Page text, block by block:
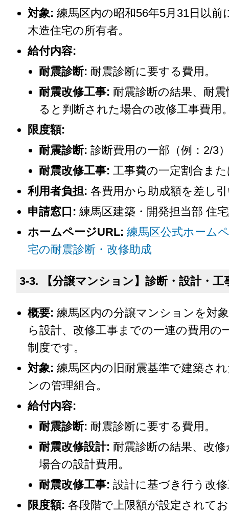
対象: 練馬区内の昭和56年5月31日以前
木造住宅の所有者。
給付内容:
耐震診断: 耐震診断に要する費用。
耐震改修工事: 耐震診断の結果、耐
ると判断された場合の改修工事費用
限度額:
耐震診断: 診断費用の一部（例：2/3
耐震改修工事: 工事費の一定割合ま
利用者負担: 各費用から助成額を差し
申請窓口: 練馬区建築・開発担当部 住
ホームページURL: 練馬区公式ホーム
宅の耐震診断・改修助成
3-3. 【分譲マンション】診断・設計・工
概要: 練馬区内の分譲マンションを対
ら設計、改修工事までの一連の費用の
制度です。
対象: 練馬区内の旧耐震基準で建築さ
ンの管理組合。
給付内容:
耐震診断: 耐震診断に要する費用。
耐震改修設計: 耐震診断の結果、改
場合の設計費用。
耐震改修工事: 設計に基づき行う改
限度額: 各段階で上限額が設定されて